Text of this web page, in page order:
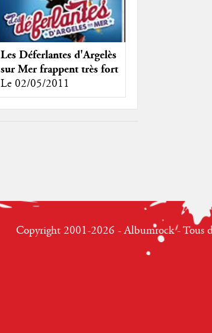
Les Déferlantes d'Argelès
sur Mer frappent très fort
Le 02/05/2011
Copyright 2001-2026 - Albumrock - Tous